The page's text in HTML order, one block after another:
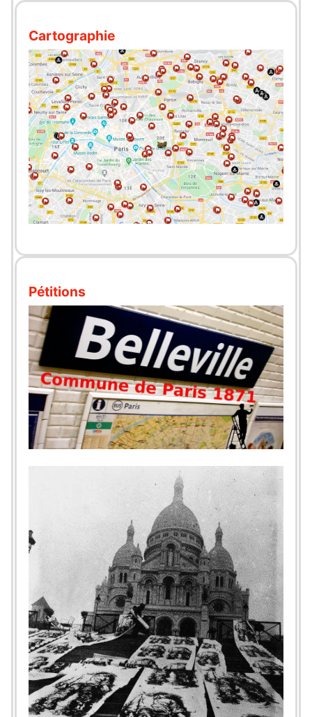
Cartographie
Pétitions